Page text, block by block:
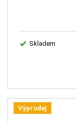
Skladem
Výprodej